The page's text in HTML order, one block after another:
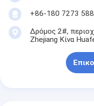
+86-180 7273
Δρόμος 2#,
Zhejiang Κίνα